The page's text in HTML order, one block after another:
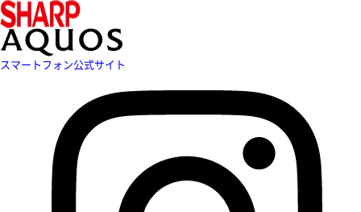
スマートフォン公式サイト